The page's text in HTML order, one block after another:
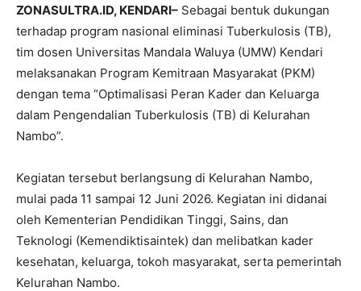
ZONASULTRA.ID, KENDARI– Sebagai bentuk dukungan
terhadap program nasional eliminasi Tuberkulosis (TB),
tim dosen Universitas Mandala Waluya (UMW) Kendari
melaksanakan Program Kemitraan Masyarakat (PKM)
dengan tema “Optimalisasi Peran Kader dan Keluarga
dalam Pengendalian Tuberkulosis (TB) di Kelurahan
Nambo”.
Kegiatan tersebut berlangsung di Kelurahan Nambo,
mulai pada 11 sampai 12 Juni 2026. Kegiatan ini didanai
oleh Kementerian Pendidikan Tinggi, Sains, dan
Teknologi (Kemendiktisaintek) dan melibatkan kader
kesehatan, keluarga, tokoh masyarakat, serta pemerintah
Kelurahan Nambo.